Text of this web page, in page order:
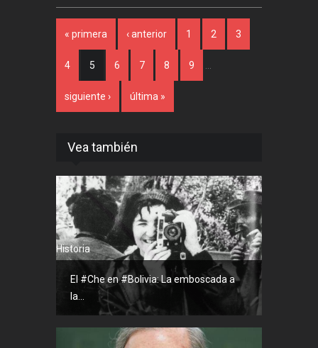
Páginas
« primera ‹ anterior 1 2 3
4 5 6 7 8 9 …
siguiente › última »
Vea también
Historia
El #Che en #Bolivia: La emboscada a
la...